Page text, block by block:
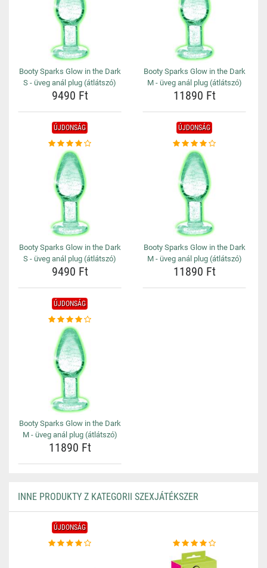
Booty Sparks Glow in the Dark
S - üveg anál plug (átlátszó)
9490 Ft
Booty Sparks Glow in the Dark
M - üveg anál plug (átlátszó)
11890 Ft
ÚJDONSÁG
Booty Sparks Glow in the Dark
S - üveg anál plug (átlátszó)
9490 Ft
ÚJDONSÁG
Booty Sparks Glow in the Dark
M - üveg anál plug (átlátszó)
11890 Ft
ÚJDONSÁG
Booty Sparks Glow in the Dark
M - üveg anál plug (átlátszó)
11890 Ft
INNE PRODUKTY Z KATEGORII SZEXJÁTÉKSZER
ÚJDONSÁG